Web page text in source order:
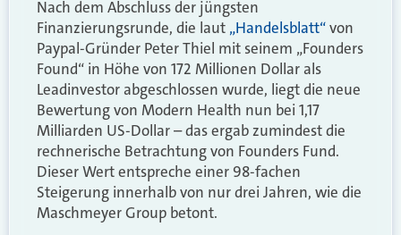
Nach dem Abschluss der jüngsten
Finanzierungsrunde, die laut „Handelsblatt“von
Paypal-Gründer Peter Thiel mit seinem „Founders
Found“ in Höhe von 172 Millionen Dollar als
Leadinvestor abgeschlossen wurde, liegt die neue
Bewertung von Modern Health nun bei 1,17
Milliarden US-Dollar – das ergab zumindest die
rechnerische Betrachtung von Founders Fund.
Dieser Wert entspreche einer 98-fachen
Steigerung innerhalb von nur drei Jahren, wie die
Maschmeyer Group betont.